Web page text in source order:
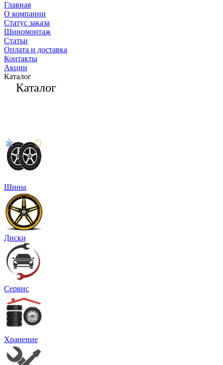
Главная
О компании
Статус заказа
Шиномонтаж
Статьи
Оплата и доставка
Контакты
Акции
Каталог
Каталог
Шины
Диски
Сервис
Хранение